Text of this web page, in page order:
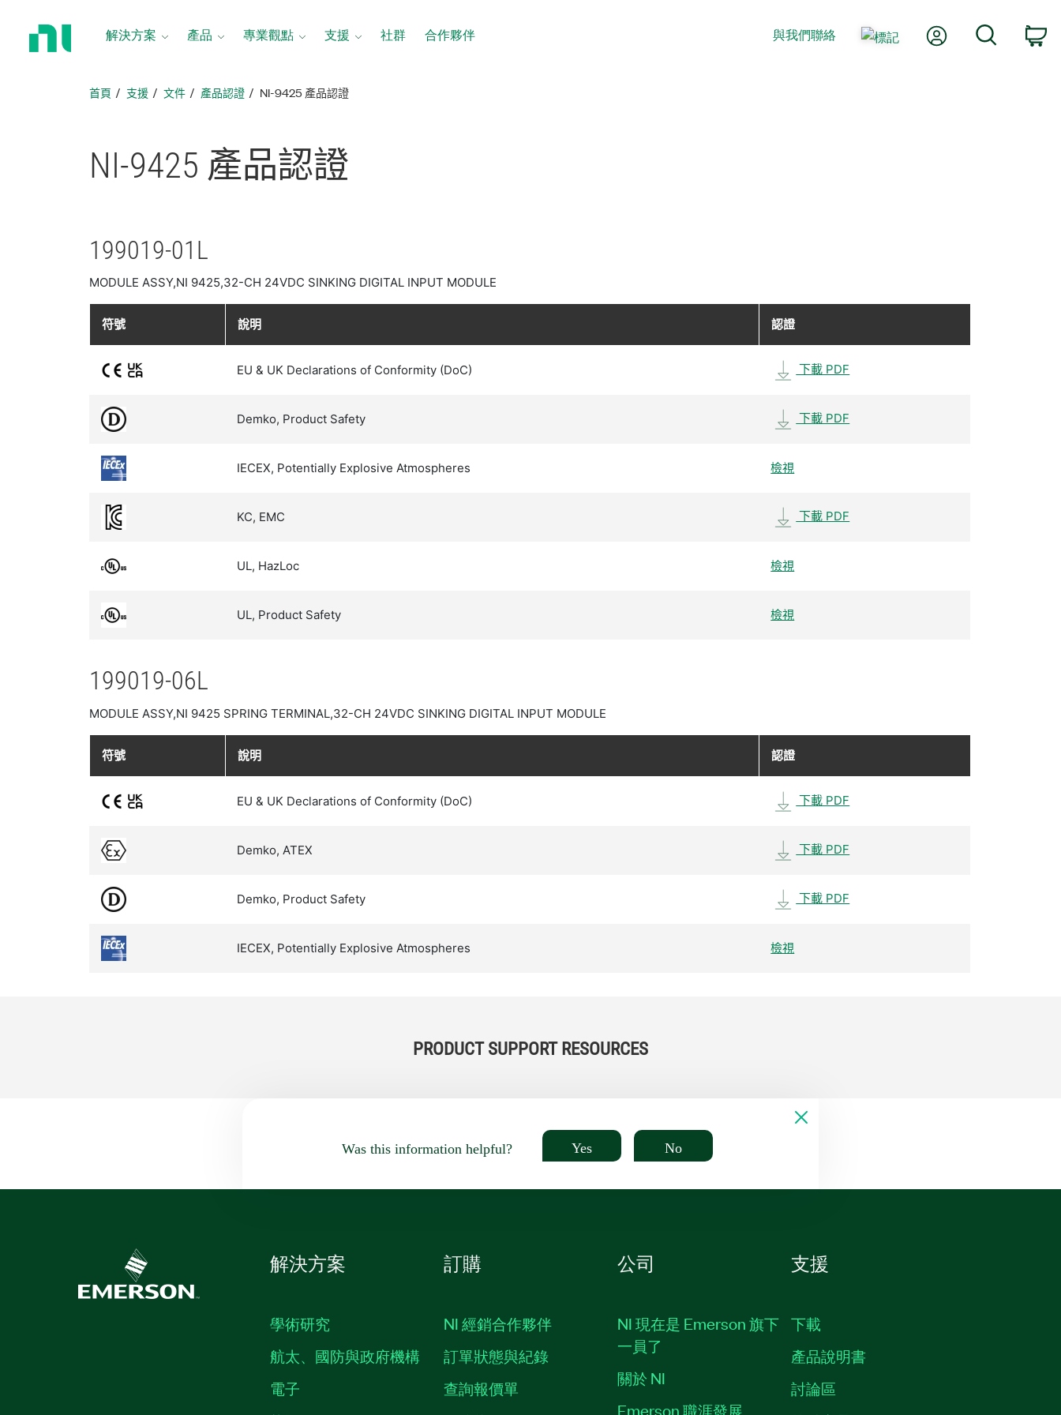
解決方案 產品 專業觀點 支援 社群 合作夥伴 與我們聯絡 我的帳號
首頁 支援 文件 產品認證 NI-9425 產品認證
NI-9425 產品認證
199019-01L
MODULE ASSY,NI 9425,32-CH 24VDC SINKING DIGITAL INPUT MODULE
符號 說明 認證
EU & UK Declarations of Conformity (DoC) 下載 PDF
Demko, Product Safety 下載 PDF
IECEX, Potentially Explosive Atmospheres 檢視
KC, EMC 下載 PDF
UL, HazLoc 檢視
UL, Product Safety 檢視
199019-06L
MODULE ASSY,NI 9425 SPRING TERMINAL,32-CH 24VDC SINKING DIGITAL INPUT MODULE
符號 說明 認證
EU & UK Declarations of Conformity (DoC) 下載 PDF
Demko, ATEX 下載 PDF
Demko, Product Safety 下載 PDF
IECEX, Potentially Explosive Atmospheres 檢視
PRODUCT SUPPORT RESOURCES
Was this information helpful? Yes No
解決方案
學術研究
航太、國防與政府機構
電子
訂購
NI 經銷合作夥伴
訂單狀態與紀錄
查詢報價單
公司
NI 現在是 Emerson 旗下
一員了
關於 NI
Emerson 職涯發展
支援
下載
產品說明書
討論區